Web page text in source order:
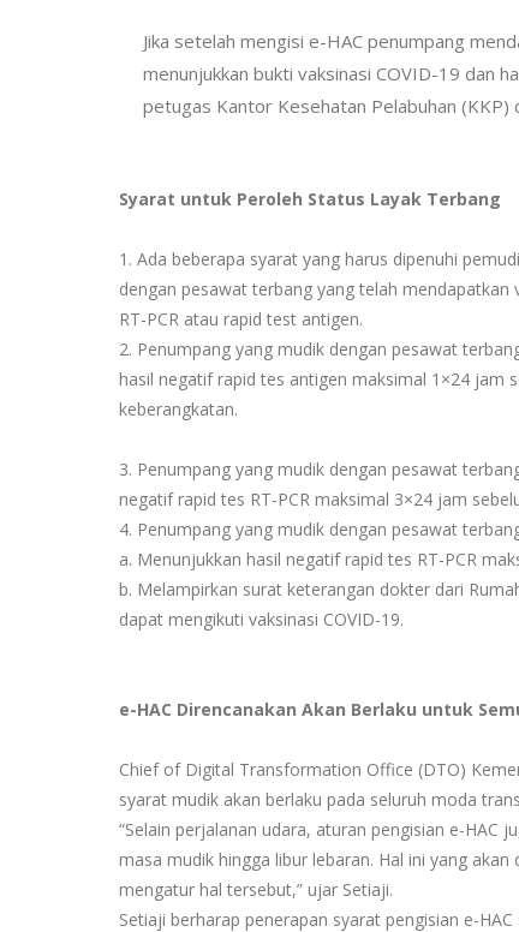
Jika setelah mengisi e-HAC penumpang
menunjukkan bukti vaksinasi COVID-19 dan
petugas Kantor Kesehatan Pelabuhan (KKP)
Syarat untuk Peroleh Status Layak Terbang
1. Ada beberapa syarat yang harus dipenuhi
dengan pesawat terbang yang telah
RT-PCR atau rapid test antigen.
2. Penumpang yang mudik dengan pesawat
hasil negatif rapid tes antigen maksimal 1×24 jam
keberangkatan.
3. Penumpang yang mudik dengan pesawat
negatif rapid tes RT-PCR maksimal 3×24 jam
4. Penumpang yang mudik dengan pesawat
a. Menunjukkan hasil negatif rapid tes RT-PCR
b. Melampirkan surat keterangan dokter dari
dapat mengikuti vaksinasi COVID-19.
e-HAC Direncanakan Akan Berlaku untuk
Chief of Digital Transformation Office (DTO)
syarat mudik akan berlaku pada seluruh moda
“Selain perjalanan udara, aturan pengisian e-HAC
masa mudik hingga libur lebaran. Hal ini yang
mengatur hal tersebut,” ujar Setiaji.
Setiaji berharap penerapan syarat pengisian e-